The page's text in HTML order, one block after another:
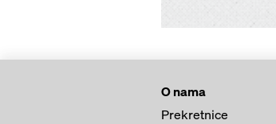
O nama
Prekretnice